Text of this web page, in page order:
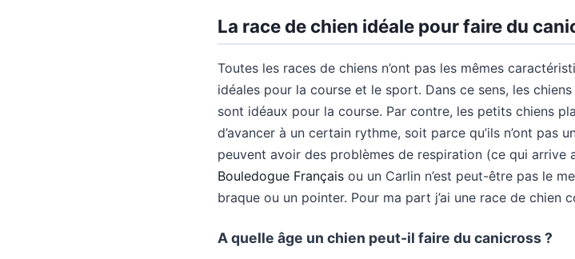
La race de chien idéale pour faire du
Toutes les races de chiens n’ont pas les mêmes
idéales pour la course et le sport. Dans ce sens, les
sont idéaux pour la course. Par contre, les petits chiens
d’avancer à un certain rythme, soit parce qu’ils n’ont pas
peuvent avoir des problèmes de respiration (ce qui arrive
Bouledogue Français ou un Carlin n’est peut-être pas le
braque ou un pointer. Pour ma part j’ai une race de chien
A quelle âge un chien peut-il faire du canicross ?